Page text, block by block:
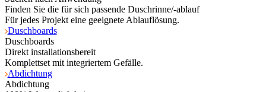
Finden Sie die für sich passende Duschrinne/-ablauf
Für jedes Projekt eine geeignete Ablauflösung.
Duschboards
Duschboards
Direkt installationsbereit
Komplettset mit integriertem Gefälle.
Abdichtung
Abdichtung